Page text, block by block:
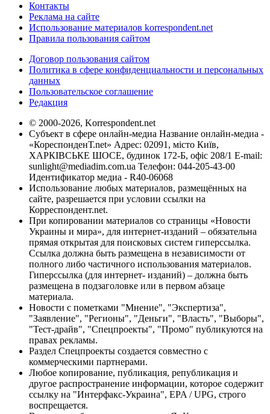
Контакты
Реклама на сайте
Использование материалов korrespondent.net
Правила пользования сайтом
Договор пользования сайтом
Политика в сфере конфиденциальности и персональных
данных
Пользовательское соглашение
Редакция
© 2000-2026, Korrespondent.net
Субъект в сфере онлайн-медиа Название онлайн-медиа -
«КореспонденТ.net» Адрес: 02091, місто Київ,
ХАРКІВСЬКЕ ШОСЕ, будинок 172-Б, офіс 208/1 E-mail:
sunlight@mediadim.com.ua Телефон: 044-205-43-00
Идентификатор медиа - R40-06068
Использование любых материалов, размещённых на
сайте, разрешается при условии ссылки на
Корреспондент.net.
При копировании материалов со страницы «Новости
Украины и мира», для интернет-изданий – обязательна
прямая открытая для поисковых систем гиперссылка.
Ссылка должна быть размещена в независимости от
полного либо частичного использования материалов.
Гиперссылка (для интернет- изданий) – должна быть
размещена в подзаголовке или в первом абзаце
материала.
Новости с пометками "Мнение", "Экспертиза",
"Заявление", "Регионы", "Деньги", "Власть", "Выборы",
"Тест-драйв", "Спецпроекты", "Промо" публикуются на
правах рекламы.
Раздел Спецпроекты создается совместно с
коммерческими партнерами.
Любое копирование, публикация, републикация и
другое распространение информации, которое содержит
ссылку на "Интерфакс-Украина", EPA / UPG, строго
воспрещается.